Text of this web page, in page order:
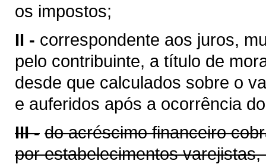
os impostos;
II - correspondente aos juros,
pelo contribuinte, a título de
desde que calculados sobre o
e auferidos após a ocorrência
III - do acréscimo financeiro
por estabelecimentos